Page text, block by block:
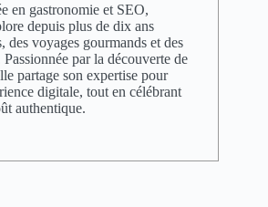
en gastronomie et SEO,
depuis plus de dix ans
des voyages gourmands et des
par la découverte de
partage son expertise pour
digitale, tout en célébrant
authentique.